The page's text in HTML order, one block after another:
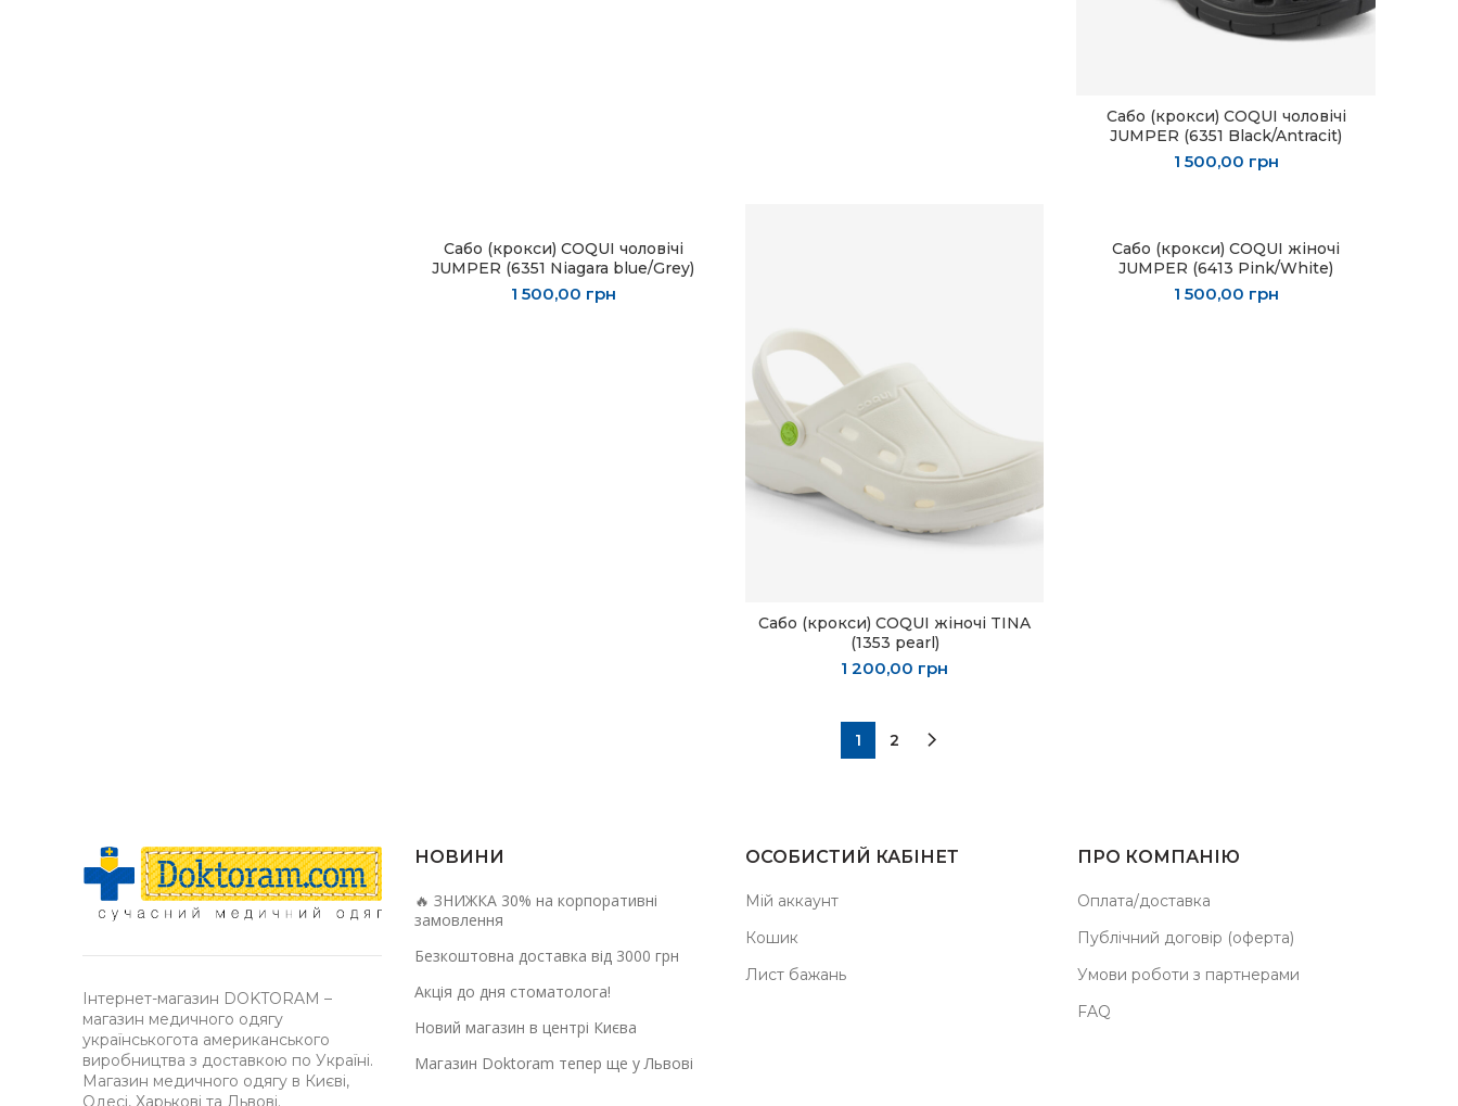
ОБЕРІТЬ ОПЦІЇ
Сабо (крокси) COQUI чоловічі
JUMPER (6351 Black/Antracit)
1 500,00 грн
ОБЕРІТЬ ОПЦІЇ
Сабо (крокси) COQUI чоловічі
JUMPER (6351 Niagara blue/Grey)
1 500,00 грн
ОБЕРІТЬ ОПЦІЇ
Сабо (крокси) COQUI жіночі TINA
(1353 pearl)
1 200,00 грн
ОБЕРІТЬ ОПЦІЇ
Сабо (крокси) COQUI жіночі
JUMPER (6413 Pink/White)
1 500,00 грн
1 2
Інтернет-магазин DOKTORAM –
магазин медичного одягу
українськогота американського
виробництва з доставкою по Україні.
Магазин медичного одягу в Києві,
Одесі, Харькові та Львові.
НОВИНИ
🔥 ЗНИЖКА 30% на корпоративні
замовлення
Безкоштовна доставка від 3000 грн
Акція до дня стоматолога!
Новий магазин в центрі Києва
Магазин Doktoram тепер ще у Львові
ОСОБИСТИЙ КАБІНЕТ
Мій аккаунт
Кошик
Лист бажань
ПРО КОМПАНІЮ
Оплата/доставка
Публічний договір (оферта)
Умови роботи з партнерами
FAQ